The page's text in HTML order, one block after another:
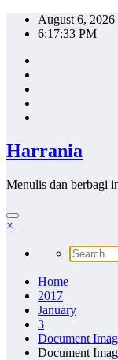
Skip
August 6, 2026
6:17:34 PM
Harrania
Menulis dan berbagi
×
Home
2017
January
3
Document
Document